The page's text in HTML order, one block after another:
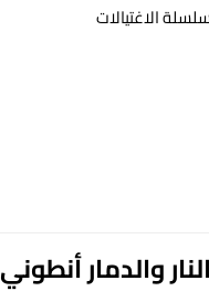
وارتباطها بسلسلة الاغتيالات
والدمار أنطوني